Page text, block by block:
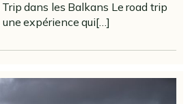
dans les Balkans Le road trip
expérience qui[…]